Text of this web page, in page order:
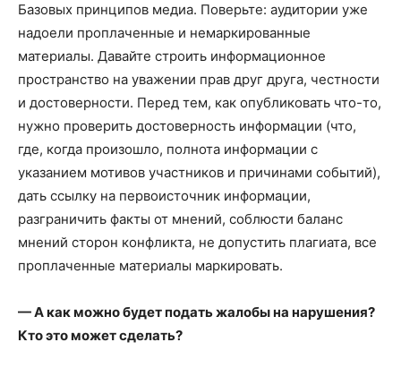
Базовых принципов медиа. Поверьте: аудитории уже
надоели проплаченные и немаркированные
материалы. Давайте строить информационное
пространство на уважении прав друг друга, честности
и достоверности. Перед тем, как опубликовать что-то,
нужно проверить достоверность информации (что,
где, когда произошло, полнота информации с
указанием мотивов участников и причинами событий),
дать ссылку на первоисточник информации,
разграничить факты от мнений, соблюсти баланс
мнений сторон конфликта, не допустить плагиата, все
проплаченные материалы маркировать.
— А как можно будет подать жалобы на нарушения?
Кто это может сделать?